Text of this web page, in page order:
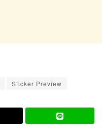
Sticker Preview